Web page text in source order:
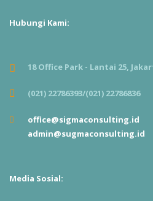
Hubungi Kami:
18 Office Park - Lantai 25,
(021) 22786393/(021) 22786836
office@sigmaconsulting.id
admin@sugmaconsulting.id
Media Sosial: